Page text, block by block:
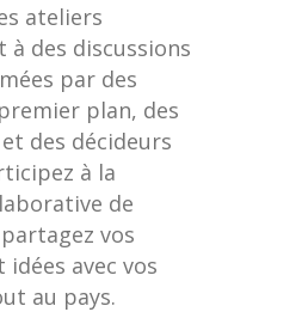
ateliers
à des discussions
par des
plan, des
des décideurs
à la
de
vos
idées avec vos
au pays.